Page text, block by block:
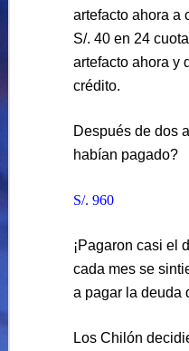
artefacto ahora a
S/. 40 en 24
artefacto ahora y
crédito.
Después de dos
habían pagado?
S/. 960
¡Pagaron casi el
cada mes se
a pagar la deuda
Los Chilón